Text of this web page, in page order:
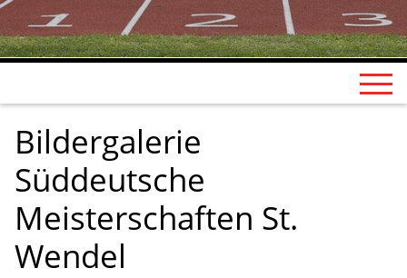
Bildergalerie
Süddeutsche
Meisterschaften St.
Wendel